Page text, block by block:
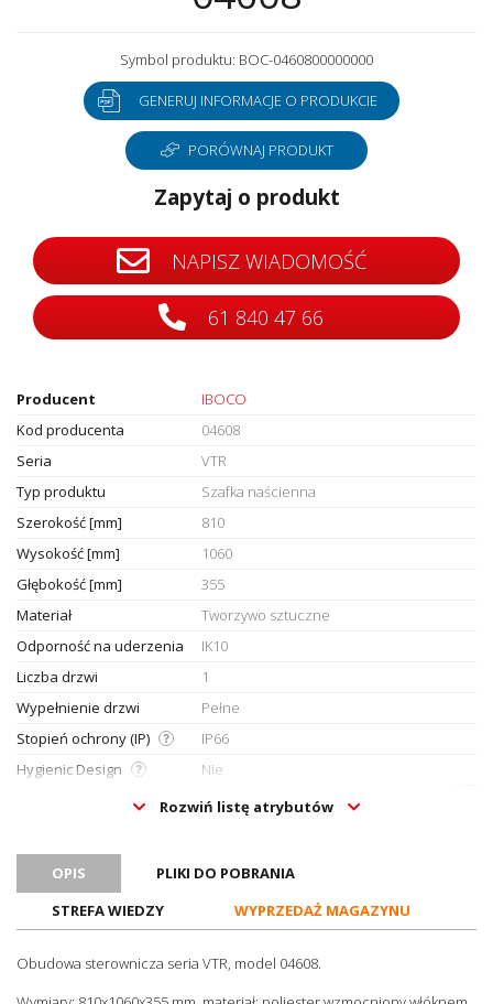
Symbol produktu: BOC-0460800000000
GENERUJ INFORMACJE O PRODUKCIE
PORÓWNAJ PRODUKT
Zapytaj o produkt
NAPISZ WIADOMOŚĆ
61 840 47 66
Producent
IBOCO
Kod producenta
04608
Seria
VTR
Typ produktu
Szafka naścienna
Szerokość [mm]
810
Wysokość [mm]
1060
Głębokość [mm]
355
Materiał
Tworzywo sztuczne
Odporność na uderzenia
IK10
Liczba drzwi
1
Wypełnienie drzwi
Pełne
Stopień ochrony (IP)
IP66
Hygienic Design
Nie
Jednostka sprzedażowa
Sztuki
Rozwiń listę atrybutów
OPIS
PLIKI DO POBRANIA
STREFA WIEDZY
WYPRZEDAŻ MAGAZYNU
Obudowa sterownicza seria VTR, model 04608.